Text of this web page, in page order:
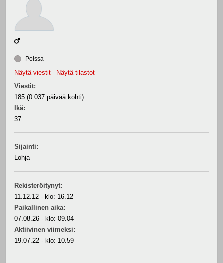
Poissa
Näytä viestit
Näytä tilastot
Viestit:
185 (0.037 päivää kohti)
Ikä:
37
Sijainti:
Lohja
Rekisteröitynyt:
11.12.12 - klo: 16.12
Paikallinen aika:
07.08.26 - klo: 09.04
Aktiivinen viimeksi:
19.07.22 - klo: 10.59